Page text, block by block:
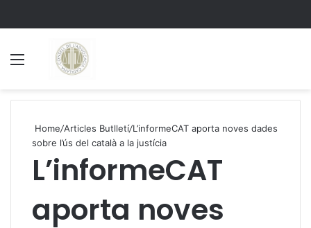
Home/Articles Butlletí/L’informeCAT aporta noves dades
sobre l’ús del català a la justícia
L’informeCAT
aporta noves